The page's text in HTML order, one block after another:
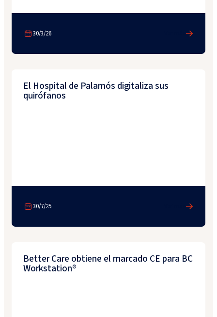
30/3/26
El Hospital de Palamós digitaliza sus
quirófanos
30/7/25
Better Care obtiene el marcado CE para BC
Workstation®